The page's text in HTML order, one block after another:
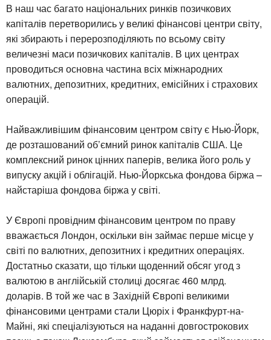
В наш час багато національних ринків позичкових
капіталів перетворились у великі фінансові центри світу,
які збирають і перерозподіляють по всьому світу
величезні маси позичкових капіталів. В цих центрах
проводиться основна частина всіх міжнародних
валютних, депозитних, кредитних, емісійних і страхових
операцій.
Найважливішим фінансовим центром світу є Нью-Йорк,
де розташований об’ємний ринок капіталів США. Це
комплексний ринок цінних паперів, велика його роль у
випуску акцій і облігацій. Нью-Йоркська фондова біржа –
найстаріша фондова біржа у світі.
У Європі провідним фінансовим центром по праву
вважається Лондон, оскільки він займає перше місце у
світі по валютних, депозитних і кредитних операціях.
Достатньо сказати, що тільки щоденний обсяг угод з
валютою в англійській столиці досягає 460 млрд.
доларів. В той же час в Західній Європі великими
фінансовими центрами стали Цюріх і Франкфурт-на-
Майні, які спеціалізуються на наданні довгострокових